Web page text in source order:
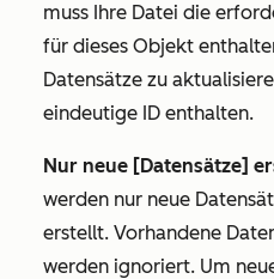
muss Ihre Datei die
für dieses Objekt
Datensätze zu
eindeutige ID enthalten.
Nur neue [Datensätze]
werden nur neue
erstellt. Vorhandene
werden ignoriert. Um